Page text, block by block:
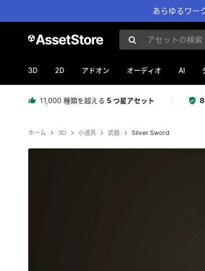
あらゆるワー
アセットの検索
3D 2D アドオン オーディオ AI
11,000 種類を超える 5 つ星アセット
ホーム 3D 小道具 武器 Silver Sword